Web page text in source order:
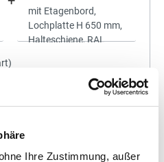
Ihre Zustimmung, außer